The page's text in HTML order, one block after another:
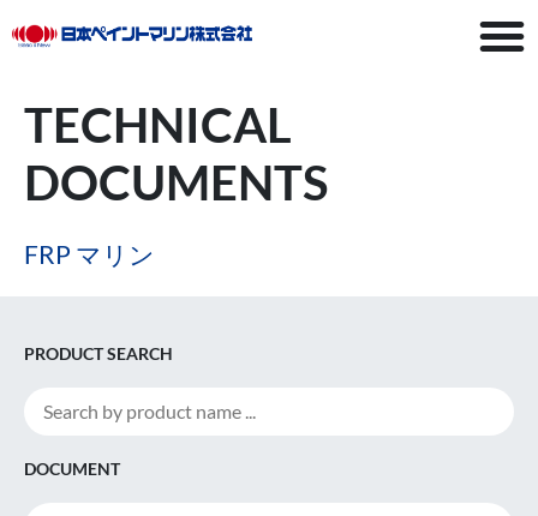
TECHNICAL
DOCUMENTS
FRP マリン
PRODUCT SEARCH
DOCUMENT